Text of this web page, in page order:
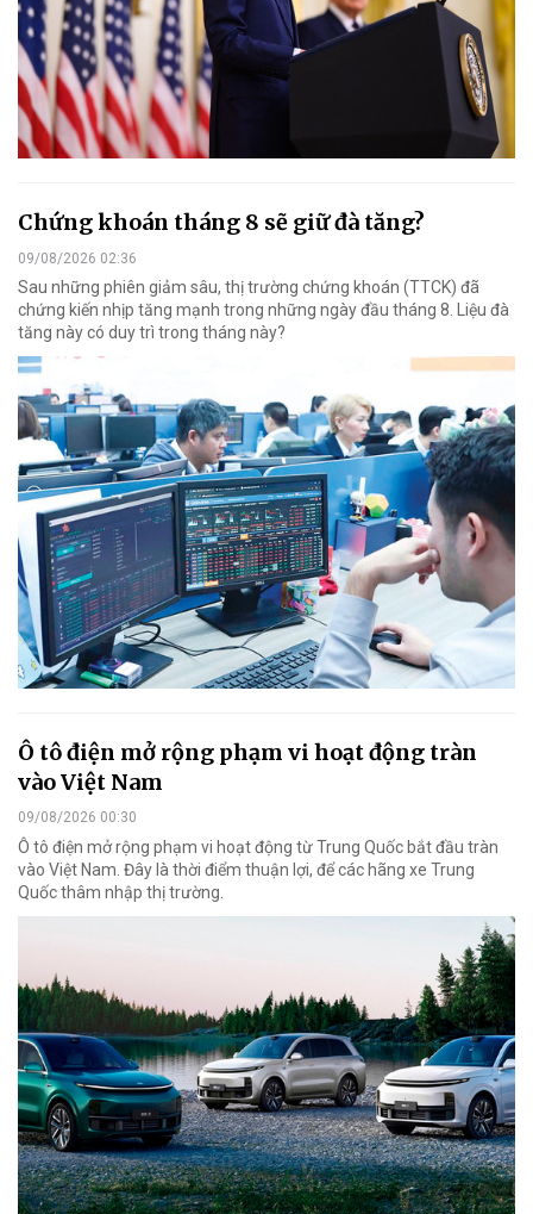
Chứng khoán tháng 8 sẽ giữ đà tăng?
09/08/2026 02:36
Sau những phiên giảm sâu, thị trường chứng khoán (TTCK) đã
chứng kiến nhịp tăng mạnh trong những ngày đầu tháng 8. Liệu đà
tăng này có duy trì trong tháng này?
Ô tô điện mở rộng phạm vi hoạt động tràn
vào Việt Nam
09/08/2026 00:30
Ô tô điện mở rộng phạm vi hoạt động từ Trung Quốc bắt đầu tràn
vào Việt Nam. Đây là thời điểm thuận lợi, để các hãng xe Trung
Quốc thâm nhập thị trường.